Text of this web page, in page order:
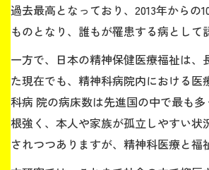
過去最高となっており、2013年からの
ものとなり、誰もが罹患する病として
一方で、日本の精神保健医療福祉は
た現在でも、精神科病院内における
科病 院の病床数は先進国の中で最も
根強く、本人や家族が孤立しやすい
されつつありますが、精神科医療と福